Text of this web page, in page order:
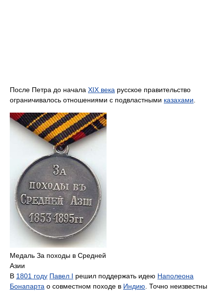
После Петра до начала XIX века русское правительство
ограничивалось отношениями с подвластными казахами
Медаль За походы в Средней
Азии
В 1801 году Павел I решил поддержать идею Наполеона
Бонапарта о совместном походе в Индию . Точно неизвестны